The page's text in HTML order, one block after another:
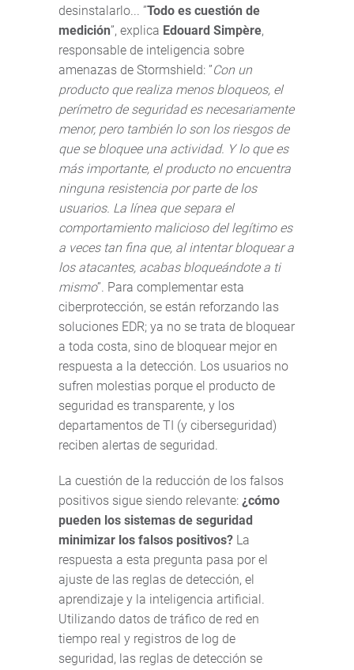
desinstalarlo... ”Todo es cuestión de
medición”, explica Edouard Simpère,
responsable de inteligencia sobre
amenazas de Stormshield: ”Con un
producto que realiza menos bloqueos, el
perímetro de seguridad es necesariamente
menor, pero también lo son los riesgos de
que se bloquee una actividad. Y lo que es
más importante, el producto no encuentra
ninguna resistencia por parte de los
usuarios. La línea que separa el
comportamiento malicioso del legítimo es
a veces tan fina que, al intentar bloquear a
los atacantes, acabas bloqueándote a ti
mismo”. Para complementar esta
ciberprotección, se están reforzando las
soluciones EDR; ya no se trata de bloquear
a toda costa, sino de bloquear mejor en
respuesta a la detección. Los usuarios no
sufren molestias porque el producto de
seguridad es transparente, y los
departamentos de TI (y ciberseguridad)
reciben alertas de seguridad.
La cuestión de la reducción de los falsos
positivos sigue siendo relevante: ¿cómo
pueden los sistemas de seguridad
minimizar los falsos positivos? La
respuesta a esta pregunta pasa por el
ajuste de las reglas de detección, el
aprendizaje y la inteligencia artificial.
Utilizando datos de tráfico de red en
tiempo real y registros de log de
seguridad, las reglas de detección se